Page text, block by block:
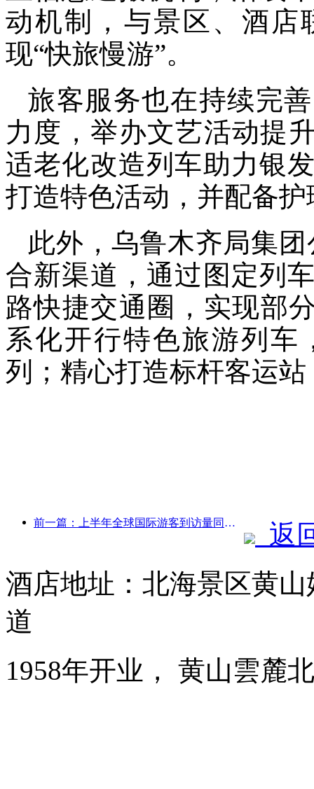
动机制，与景区、酒店
现“快旅慢游”。
旅客服务也在持续完
力度，举办文艺活动提
适老化改造列车助力银
打造特色活动，并配备
此外，乌鲁木齐局集
合新渠道，通过图定列
路快捷交通圈，实现部
系化开行特色旅游列车
列；精心打造标杆客运
前一篇：上半年全球国际游客到访量同比增长5%
返
酒店地址：北海景区黄
道
1958年开业， 黄山雲